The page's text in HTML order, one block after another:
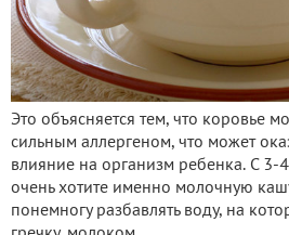
Это объясняется тем, что коровье
сильным аллергеном, что может
влияние на организм ребенка. С 3-
очень хотите именно молочную
понемногу разбавлять воду, на